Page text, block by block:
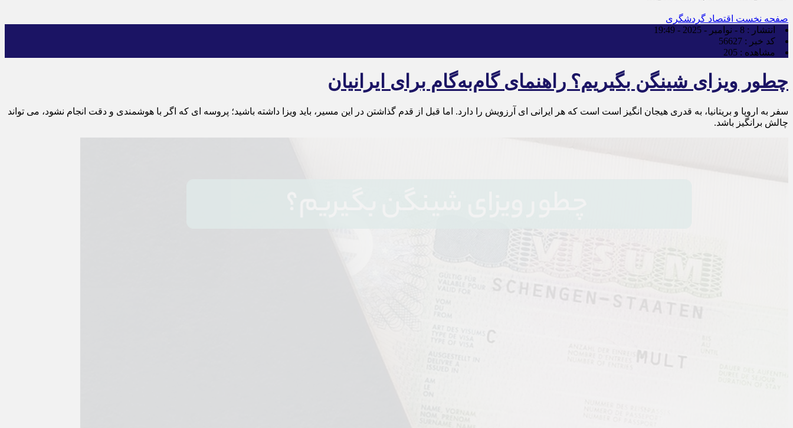
صفحه نخست اقتصاد گردشگری
انتشار : 8 - نوامبر - 2025 - 19:49
کد خبر : 56627
مشاهده : 205
چطور ویزای شینگن بگیریم؟ راهنمای گام‌به‌گام برای ایرانیان
سفر به اروپا و بریتانیا، به قدری هیجان انگیز است است که هر ایرانی ‌ای آرزویش را دارد. اما قبل از قدم گذاشتن در این مسیر، باید ویزا داشته باشید؛ پروسه ‌ای که اگر با هوشمندی و دقت انجام نشود، می ‌تواند
چالش ‌برانگیز باشد.